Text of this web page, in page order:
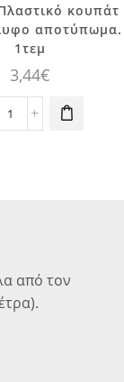
κουπάτ
αποτύπωμα.
1τεμ
3,44€
Κάστρο
από τον